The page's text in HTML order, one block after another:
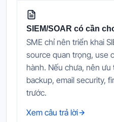
SIEM/SOAR có cần
SME chỉ nên triển khai
source quan trọng, use
hành. Nếu chưa, nên ưu
backup, email security,
trước.
Xem câu trả lời